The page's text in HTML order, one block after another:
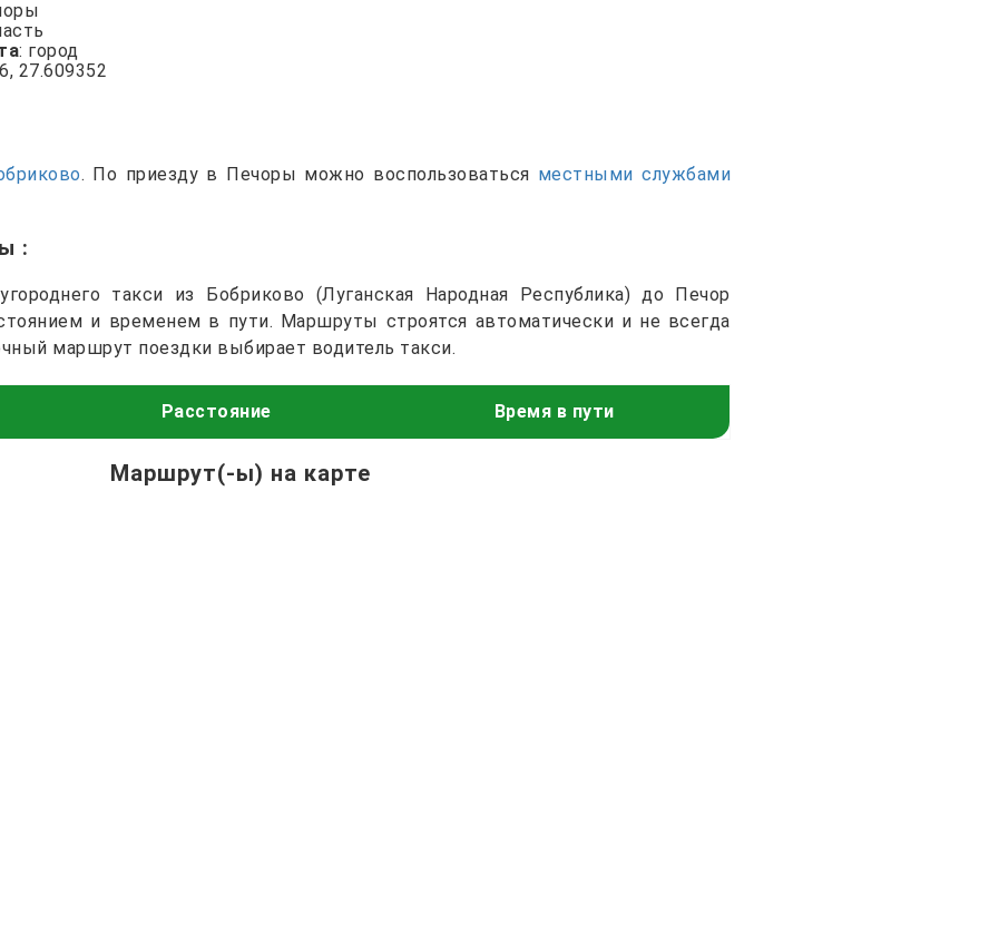
: город
27.609352
. По приезду в Печоры можно воспользоваться местными службами
:
такси из Бобриково (Луганская Народная Республика) до Печор
и временем в пути. Маршруты строятся автоматически и не всегда
маршрут поездки выбирает водитель такси.
Расстояние Время в пути
Маршрут(-ы) на карте